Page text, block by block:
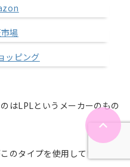
場
ッピング
はLPLというメーカーのもの
のタイプを使用していまし